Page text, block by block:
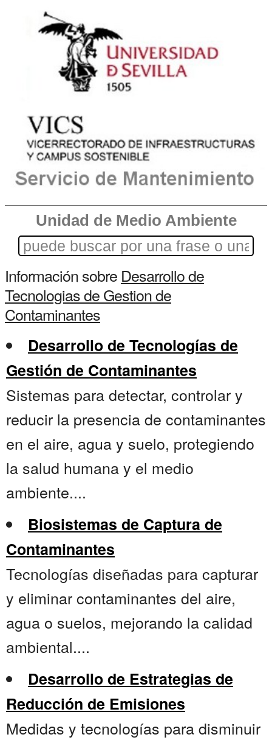
Unidad de Medio Ambiente
Información sobre Desarrollo de
Tecnologias de Gestion de
Contaminantes
Desarrollo de Tecnologías de
Gestión de Contaminantes
Sistemas para detectar, controlar y
reducir la presencia de contaminantes
en el aire, agua y suelo, protegiendo
la salud humana y el medio
ambiente....
Biosistemas de Captura de
Contaminantes
Tecnologías diseñadas para capturar
y eliminar contaminantes del aire,
agua o suelos, mejorando la calidad
ambiental....
Desarrollo de Estrategias de
Reducción de Emisiones
Medidas y tecnologías para disminuir